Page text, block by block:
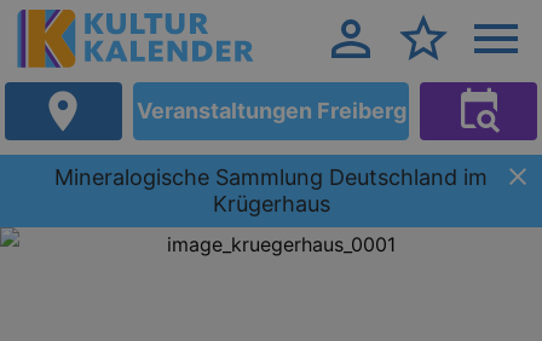
Veranstaltungen Freiberg
Mineralogische Sammlung Deutschland im
Krügerhaus